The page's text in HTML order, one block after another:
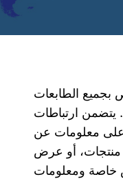
بجميع الطابعات
يتضمن ارتباطات
على معلومات عن
أو عرض
خاصة ومعلومات